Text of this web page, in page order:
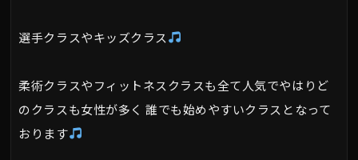
選手クラスやキッズクラス
柔術クラスやフィットネスクラスも全て人気でやはりど
のクラスも女性が多く 誰でも始めやすいクラスとなって
おります